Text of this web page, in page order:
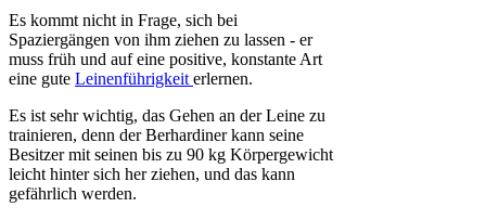
Es kommt nicht in Frage, sich bei
Spaziergängen von ihm ziehen zu lassen - er
muss früh und auf eine positive, konstante Art
eine gute Leinenführigkeit erlernen.
Es ist sehr wichtig, das Gehen an der Leine zu
trainieren, denn der Berhardiner kann seine
Besitzer mit seinen bis zu 90 kg Körpergewicht
leicht hinter sich her ziehen, und das kann
gefährlich werden.